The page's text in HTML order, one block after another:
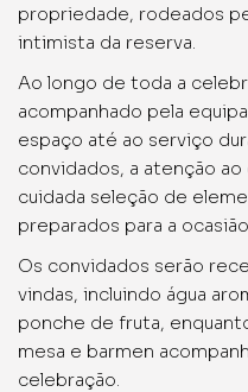
propriedade, rodeados
intimista da reserva.
Ao longo de toda a
acompanhado pela
espaço até ao serviço
convidados, a atenção
cuidada seleção de
preparados para a
Os convidados serão
vindas, incluindo água
ponche de fruta,
mesa e barmen
celebração.